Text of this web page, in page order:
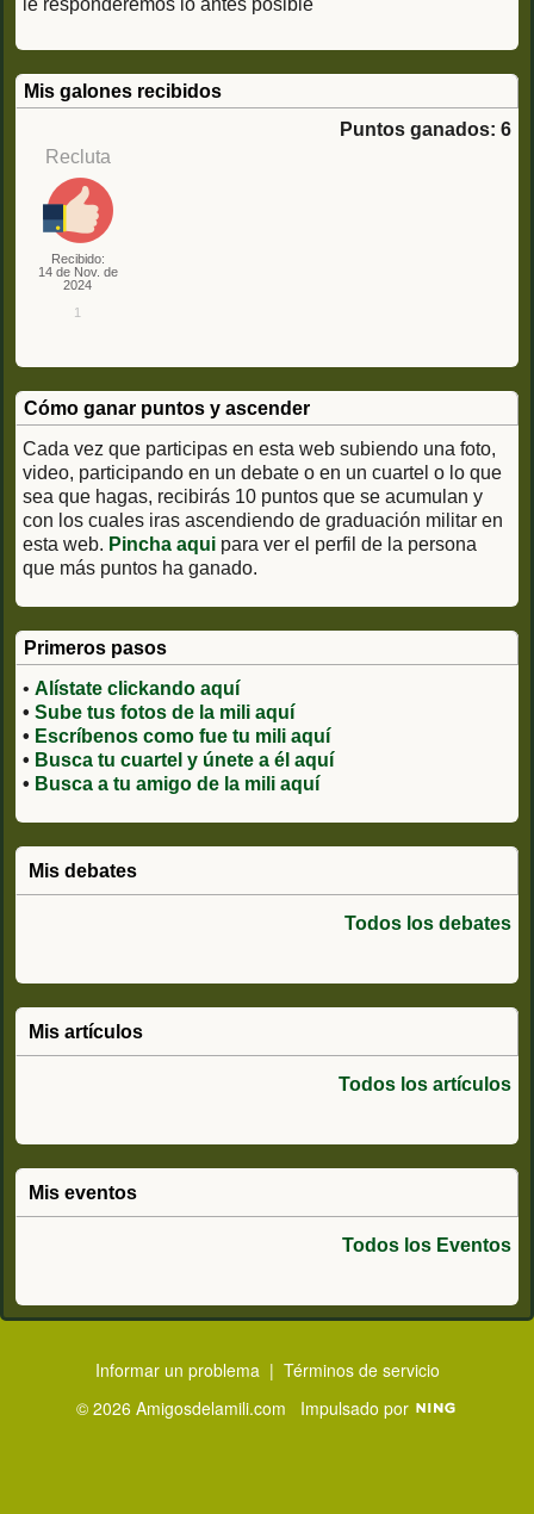
le responderemos lo antes posible
Mis galones recibidos
Puntos ganados: 6
Recluta
Recibido:
14 de Nov. de
2024
1
Cómo ganar puntos y ascender
Cada vez que participas en esta web subiendo una foto,
video, participando en un debate o en un cuartel o lo que
sea que hagas, recibirás 10 puntos que se acumulan y
con los cuales iras ascendiendo de graduación militar en
esta web. Pincha aqui para ver el perfil de la persona
que más puntos ha ganado.
Primeros pasos
• Alístate clickando aquí
• Sube tus fotos de la mili aquí
• Escríbenos como fue tu mili aquí
• Busca tu cuartel y únete a él aquí
• Busca a tu amigo de la mili aquí
Mis debates
Todos los debates
Mis artículos
Todos los artículos
Mis eventos
Todos los Eventos
Informar un problema | Términos de servicio
© 2026 Amigosdelamili.com Impulsado por